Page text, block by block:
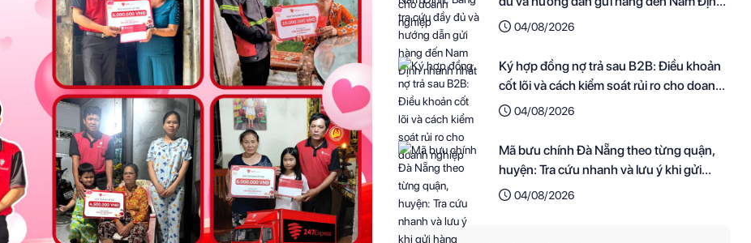
nhanh nhất
04/08/2026
Ký hợp đồng nợ trả sau B2B: Điều khoản
cốt lõi và cách kiểm soát rủi ro cho doanh
nghiệp
04/08/2026
Mã bưu chính Đà Nẵng theo từng quận,
huyện: Tra cứu nhanh và lưu ý khi gửi
hàng04/08/2026